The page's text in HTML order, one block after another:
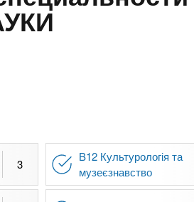
3
B12 Культурологія та
музеєзнавство